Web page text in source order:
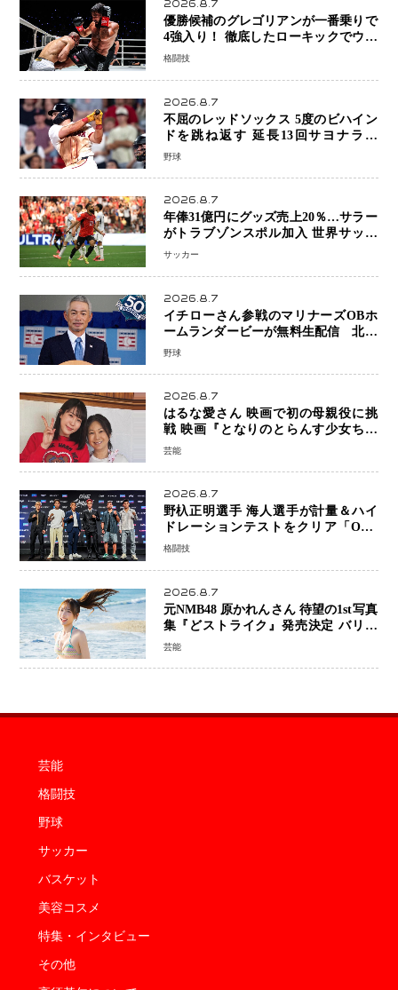
2026.8.7
優勝候補のグレゴリアンが一番乗りで
4強入り！ 徹底したローキックでウス
ビャンを攻略、判定勝利
格闘技
2026.8.7
不屈のレッドソックス 5度のビハイン
ドを跳ね返す 延長13回サヨナラ勝
ち 吉田正尚選手も2安打1打点で貢献 4
野球
2026.8.7
年俸31億円にグッズ売上20％…サラー
がトラブゾンスポル加入 世界サッカ
ーは「五大リーグ一強」から新時代へ
サッカー
2026.8.7
イチローさん参戦のマリナーズOBホ
ームランダービーが無料生配信 北米
ならではの“魅せる興行”に世界が注目
野球
2026.8.7
はるな愛さん 映画で初の母親役に挑
戦 映画『となりのとらんす少女ちゃ
ん』11月7日公開 未来の自分との対話
芸能
2026.8.7
野杁正明選手 海人選手が計量＆ハイ
ドレーションテストをクリア「ONE
SAMURAI 2」決戦へ万全の準備整う
格闘技
2026.8.7
元NMB48 原かれんさん 待望の1st写真
集『どストライク』発売決定 バリで
魅せる25歳の新境地
芸能
芸能
格闘技
野球
サッカー
バスケット
美容コスメ
特集・インタビュー
その他